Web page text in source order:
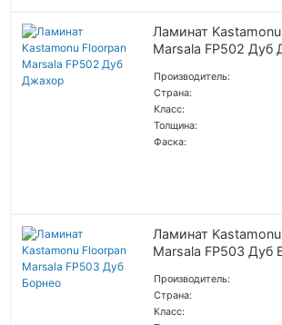
Ламинат
Marsala FP502 Дуб
Производитель:
Страна:
Класс:
Толщина:
Фаска:
Ламинат
Marsala FP503 Дуб
Производитель:
Страна:
Класс: